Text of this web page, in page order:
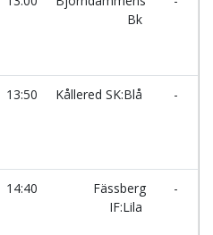
Bk
13:50 Kållered SK:Blå -
14:40
Fässberg
IF:Lila
-